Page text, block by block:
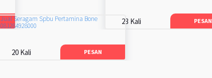
23 Kali PESAN
Jual Seragam Spbu Pertamina Bone
081284928000
20 Kali PESAN